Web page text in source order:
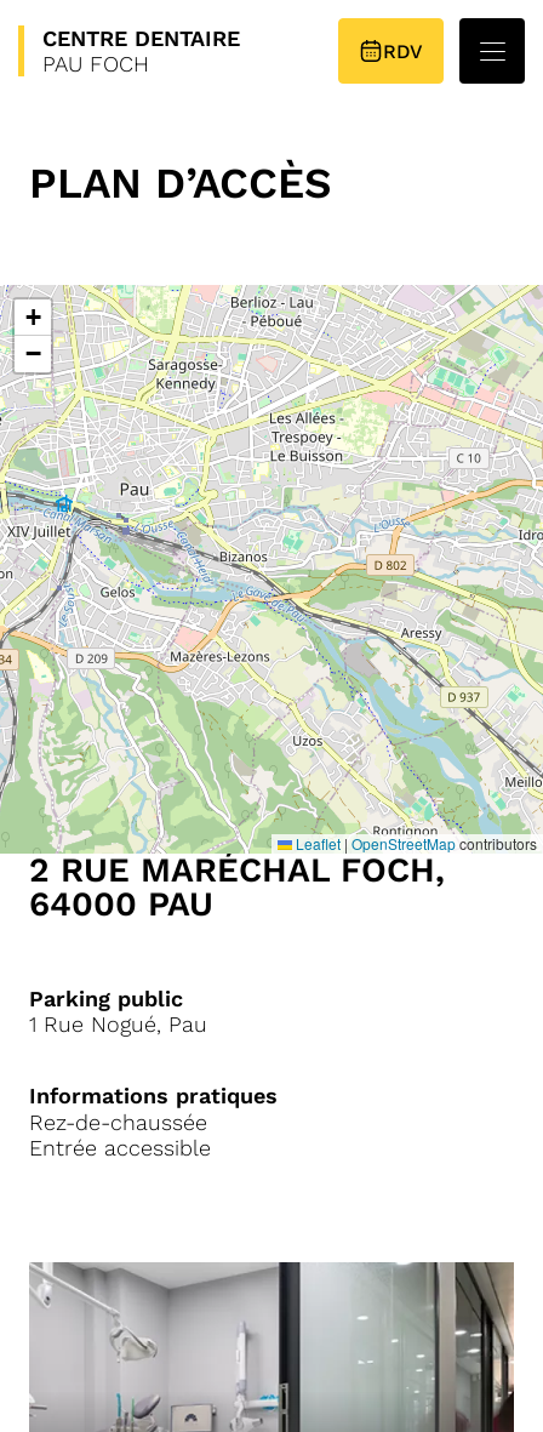
CENTRE DENTAIRE
PAU FOCH
RDV
PLAN D’ACCÈS
PLAN D’ACCÈS
+
−
Leaflet |OpenStreetMapcontributors
2 RUE MARÉCHAL FOCH,
64000 PAU
Parking public
1 Rue Nogué, Pau
Informations pratiques
Rez-de-chaussée
Entrée accessible